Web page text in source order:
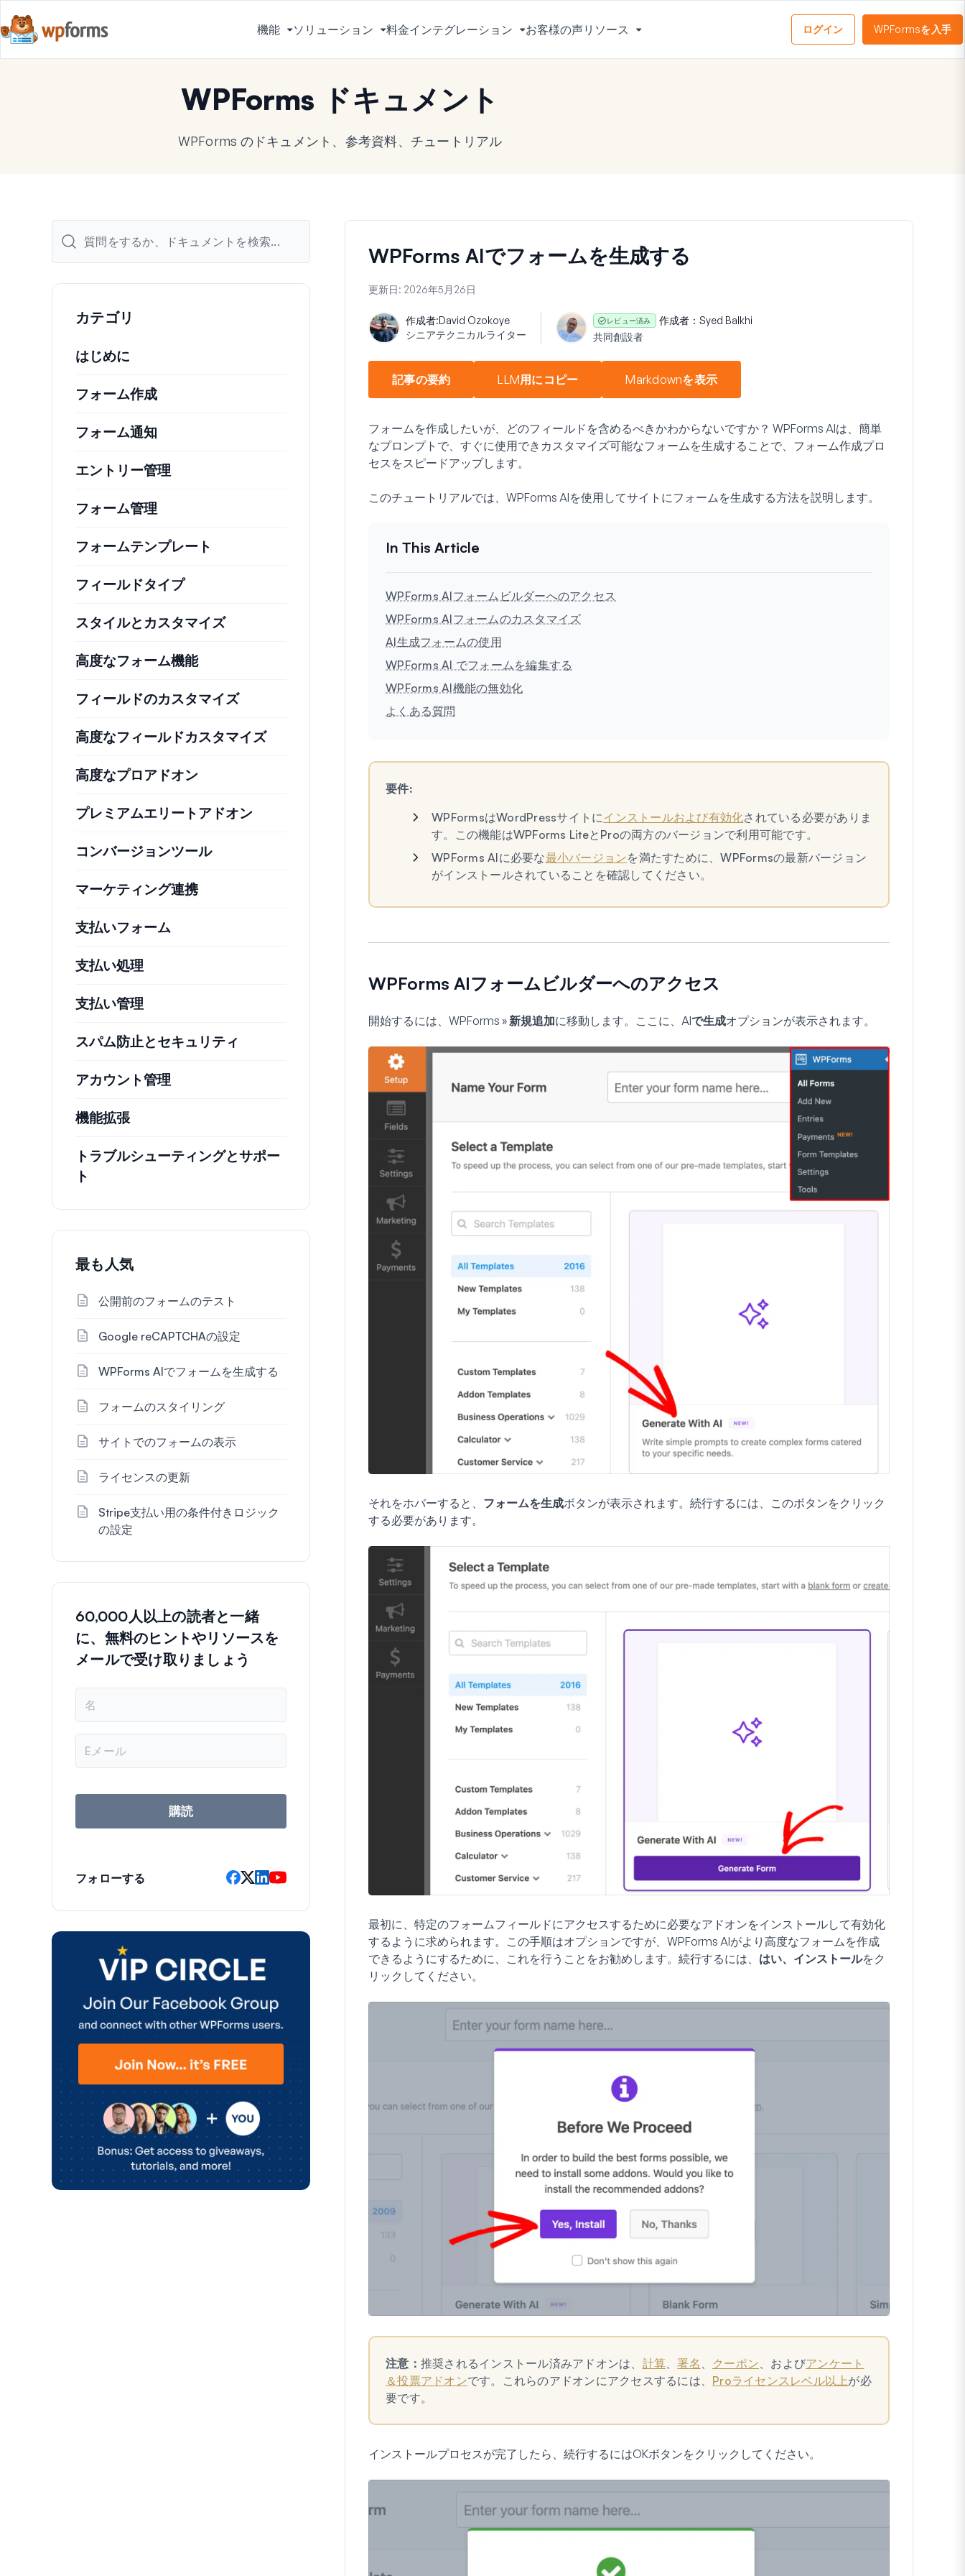
機能
メ
ニ
を
り
ソリューション
メ
ニ
を
り
料金インテグレーション
メ
ニ
お客様の声リソース
ニ
ログイン WPFormsを入手
WPForms ドキュメント
WPForms のドキュメント、参考資料、チュートリアル
WPForms AIでフォームを生成する
更新日: 2026年5月26日
作成者:David Ozokoye
シニアテクニカルライター
レビュー済み 作成者： Syed Balkhi
共同創設者
記事の要約 LLM用にコピー Markdownを表示
フォームを作成したいが、どのフィールドを含めるべきかわからないですか？ WPForms AIは、簡単
なプロンプトで、すぐに使用できカスタマイズ可能なフォームを生成することで、フォーム作成プロ
セスをスピードアップします。
このチュートリアルでは、WPForms AIを使用してサイトにフォームを生成する方法を説明します。
WPForms AIフォームビルダーへのアクセス
WPForms AIフォームのカスタマイズ
AI生成フォームの使用
WPForms AI でフォームを編集する
WPForms AI機能の無効化
よくある質問
要件:
WPFormsはWordPressサイトにインストールおよび有効化されている必要がありま
す。この機能はWPForms LiteとProの両方のバージョンで利用可能です。
WPForms AIに必要な最小バージョンを満たすために、WPFormsの最新バージョン
がインストールされていることを確認してください。
WPForms AIフォームビルダーへのアクセス
開始するには、 WPForms » 新規追加に移動します。ここに、 AIで生成オプションが表示されます。
それをホバーすると、 フォームを生成ボタンが表示されます。続行するには、このボタンをクリック
する必要があります。
最初に、特定のフォームフィールドにアクセスするために必要なアドオンをインストールして有効化
するように求められます。この手順はオプションですが、WPForms AIがより高度なフォームを作成
できるようにするために、これを行うことをお勧めします。続行するには、 はい、インストールをク
リックしてください。
注意： 推奨されるインストール済みアドオンは、 計算 、署名 クーポン 、およびアンケート
＆投票アドオンです。これらのアドオンにアクセスするには、 Proライセンスレベル以上が必
要です。
インストールプロセスが完了したら、続行するにはOKボタンをクリックしてください。
カテゴリ
はじめに
フォーム作成
フォーム通知
エントリー管理
フォーム管理
フォームテンプレート
フィールドタイプ
スタイルとカスタマイズ
高度なフォーム機能
フィールドのカスタマイズ
高度なフィールドカスタマイズ
高度なプロアドオン
プレミアムエリートアドオン
コンバージョンツール
マーケティング連携
支払いフォーム
支払い処理
支払い管理
スパム防止とセキュリティ
アカウント管理
機能拡張
トラブルシューティングとサポー
ト
最も人気
公開前のフォームのテスト
Google reCAPTCHAの設定
WPForms AIでフォームを生成する
フォームのスタイリング
サイトでのフォームの表示
ライセンスの更新
Stripe支払い用の条件付きロジック
の設定
60,000人以上の読者と一緒
に、無料のヒントやリソースを
メールで受け取りましょう
ル
ド
購読
フォローする